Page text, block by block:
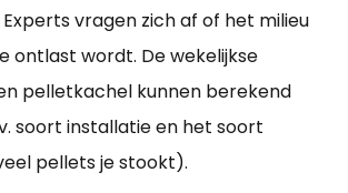
vragen zich af of het milieu
ontlast wordt. De wekelijkse
pelletkachel kunnen berekend
soort installatie en het soort
pellets je stookt).